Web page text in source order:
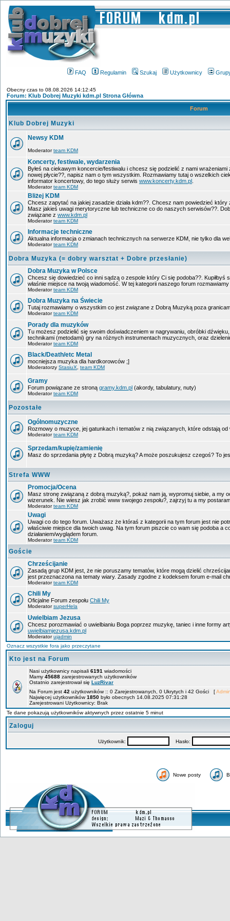
FAQ Regulamin Szukaj Użytkownicy
Obecny czas to 08.08.2026 14:12:45
Forum: Klub Dobrej Muzyki kdm.pl Strona Główna
Forum
Klub Dobrej Muzyki
Newsy KDM
Moderatorteam KDM
Koncerty, festiwale, wydarzenia
Byłeś na ciekawym koncercie/festiwalu i chcesz się podzielić z nami
nowej płycie??, napisz nam o tym wszystkim. Rozmawiamy tutaj o wszelkich
informator koncertowy, do tego służy serwis www.koncerty.kdm.pl
Moderatorteam KDM
Bliżej KDM
Chcesz zapytać na jakiej zasadzie działa kdm??. Chcesz nam powiedzieć
Masz jakieś uwagi merytoryczne lub techniczne co do naszych serwisów??.
związane z www.kdm.pl
Moderatorteam KDM
Informacje techniczne
Aktualna informacja o zmianach technicznych na serwerze KDM, nie tylko dla
Moderatorteam KDM
Dobra Muzyka (= dobry warsztat + Dobre przesłanie)
Dobra Muzyka w Polsce
Chcesz się dowiedzieć co inni sądzą o zespole który Ci się podoba??. Kupiłbyś
właśnie miejsce na twoją wiadomość. W tej kategorii naszego forum
Moderatorteam KDM
Dobra Muzyka na Świecie
Tutaj rozmawiamy o wszystkim co jest związane z Dobrą Muzyką poza
Moderatorteam KDM
Porady dla muzyków
Tu możesz podzielić się swoim doświadczeniem w nagrywaniu, obróbki
technikami (metodami) gry na różnych instrumentach muzycznych, oraz
Moderatorteam KDM
Black/Death/etc Metal
mocniejsza muzyka dla hardkorowców ;]
Moderatorzy StasiuX team KDM
Gramy
Forum powiązane ze stroną gramy.kdm.pl (akordy, tabulatury, nuty)
Moderatorteam KDM
Pozostałe
Ogólnomuzyczne
Rozmowy o muzyce, jej gatunkach i tematów z nią związanych, które odstają od
Moderatorteam KDM
Sprzedam/kupię/zamienię
Masz do sprzedania płytę z Dobrą muzyką? A może poszukujesz czegoś? To
Strefa WWW
Promocja/Ocena
Masz stronę związaną z dobrą muzyką?, pokaż nam ją, wypromuj siebie, a my
wizerunek. Nie wiesz jak zrobić www swojego zespołu?, zajrzyj tu a my
Moderatorteam KDM
Uwagi
Uwagi co do tego forum. Uważasz że któraś z kategorii na tym forum jest nie
właściwie miejsce dla twoich uwag. Na tym forum piszcie co wam się podoba a
działaniem/wyglądem forum.
Moderatorteam KDM
Goście
Chrześcijanie
Zasadą grup KDM jest, że nie poruszamy tematów, które mogą dzielić
jest przeznaczona na tematy wiary. Zasady zgodne z kodeksem forum e-mail
Moderatorteam KDM
Chili My
Oficjalne Forum zespołu Chili My
ModeratorsuperHela
Uwielbiam Jezusa
Chcesz porozmawiać o uwielbianiu Boga poprzez muzykę, taniec i inne formy
uwielbiamjezusa.kdm.pl
Moderatorujadmin
Oznacz wszystkie fora jako przeczytane
Kto jest na Forum
Nasi użytkownicy napisali 6191 wiadomości
Mamy 45688 zarejestrowanych użytkowników
Ostatnio zarejestrował się LuzRivar
Na Forum jest 42 użytkowników :: 0 Zarejestrowanych, 0 Ukrytych i 42 Gości [
Najwięcej użytkowników1850 było obecnych 14.08.2025 07:31:28
Zarejestrowani Użytkownicy: Brak
Te dane pokazują użytkowników aktywnych przez ostatnie 5 minut
Zaloguj
Użytkownik: Hasło:
Nowe posty